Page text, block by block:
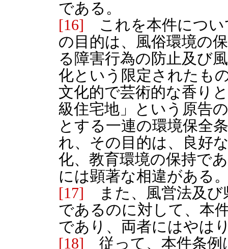
である。
[16] これを本件につい
の目的は、風俗環境の
る障害行為の防止及び
化という限定されたも
文化的で芸術的な香り
級住宅地」という原告
とする一連の環境保全
れ、その目的は、良好
化、教育環境の保持で
には顕著な相違がある
[17] また、風営法及び
であるのに対して、本
であり、両者にはやは
[18] 従って、本件条例